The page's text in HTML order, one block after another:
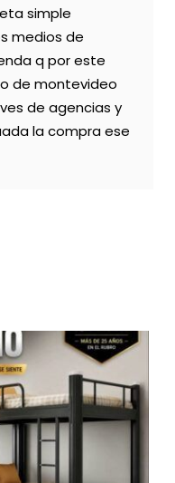
simple
medios de
q por este
de montevideo
de agencias y
la compra ese